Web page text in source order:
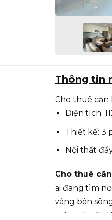
Thông tin
Cho thuê căn
Diện tích:
Thiết kế: 3
Nội thất
Cho thuê
ai đang tìm
vàng bên
hiếm có giữa